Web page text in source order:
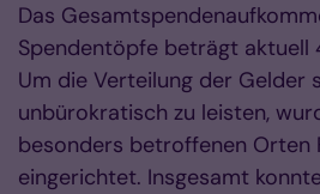
Das
Spendentöpfe beträgt aktuell
Um die Verteilung der Gelder
unbürokratisch zu leisten,
besonders betroffenen Orten
eingerichtet. Insgesamt